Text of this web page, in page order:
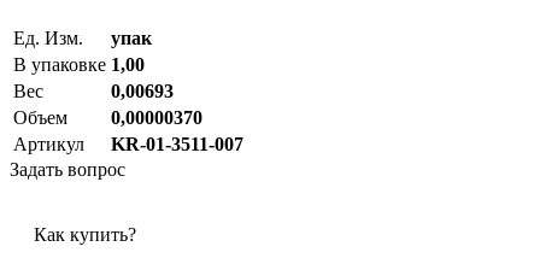
Ед. Изм.
упак
В упаковке 1,00
Вес
0,00693
Объем
0,00000370
Артикул
KR-01-3511-007
Задать вопрос
Как купить?